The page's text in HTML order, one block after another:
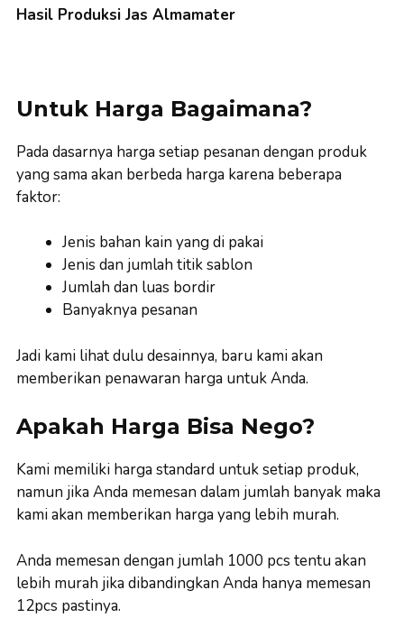
Hasil Produksi Jas Almamater
Untuk Harga Bagaimana?
Pada dasarnya harga setiap pesanan dengan produk
yang sama akan berbeda harga karena beberapa
faktor:
Jenis bahan kain yang di pakai
Jenis dan jumlah titik sablon
Jumlah dan luas bordir
Banyaknya pesanan
Jadi kami lihat dulu desainnya, baru kami akan
memberikan penawaran harga untuk Anda.
Apakah Harga Bisa Nego?
Kami memiliki harga standard untuk setiap produk,
namun jika Anda memesan dalam jumlah banyak maka
kami akan memberikan harga yang lebih murah.
Anda memesan dengan jumlah 1000 pcs tentu akan
lebih murah jika dibandingkan Anda hanya memesan
12pcs pastinya.